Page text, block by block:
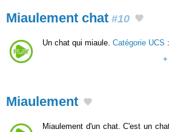
Miaulement chat #10
Un chat qui miaule. Catégorie UCS :
+
Miaulement
Miaulement d'un chat. C'est un